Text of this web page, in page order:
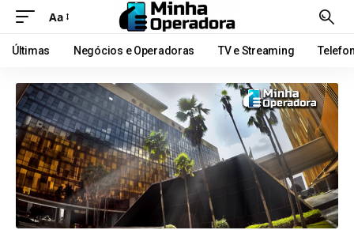
Aa
Últimas Negócios e Operadoras TV e Streaming